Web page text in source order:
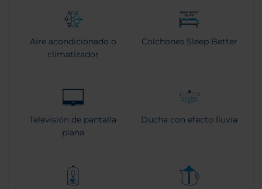
Aire acondicionado o
climatizador
Colchones Sleep Better
Televisión de pantalla
plana
Ducha con efecto lluvia